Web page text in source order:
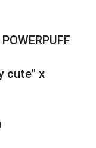
cute" x